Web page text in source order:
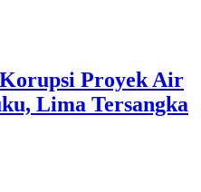
Proyek Air
Lima Tersangka